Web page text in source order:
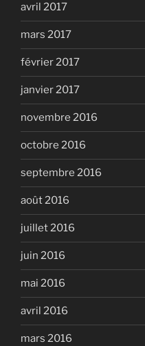
avril 2017
mars 2017
février 2017
janvier 2017
novembre 2016
octobre 2016
septembre 2016
août 2016
juillet 2016
juin 2016
mai 2016
avril 2016
mars 2016